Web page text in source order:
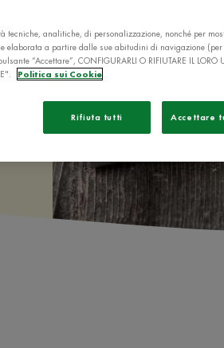
tecniche, analitiche, di personalizzazione, nonché per
elaborata a partire dalle sue abitudini di navigazione (per
“Accettare”, CONFIGURARLI O RIFIUTARE IL LORO
Politica sui Cookie
Rifiuta tutti Accettare